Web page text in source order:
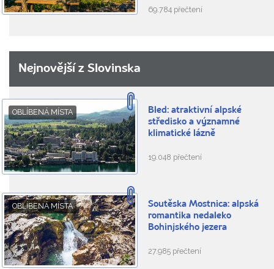
69.784 přečtení
Nejnovější z Slovinska
OBLÍBENÁ MÍSTA
Bled: atraktivní alpské
středisko a významné
klimatické lázně
19.048 přečtení
OBLÍBENÁ MÍSTA
Soutěska Mostnica: alpská
romantika nedaleko
Bohinjského jezera
27.985 přečtení